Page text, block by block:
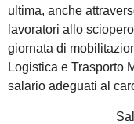
ultima, anche
lavoratori allo
giornata di
Logistica e Trasporto
salario adeguati al